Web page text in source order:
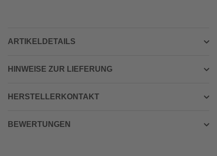
ARTIKELDETAILS
HINWEISE ZUR LIEFERUNG
HERSTELLERKONTAKT
BEWERTUNGEN